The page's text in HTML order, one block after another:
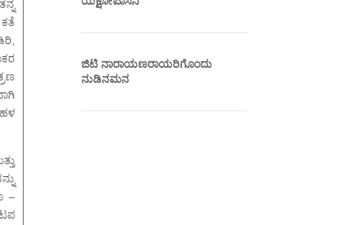
–
ಜಿಟಿ ನಾರಾಯಣರಾಯರಿಗೊಂದು
ನುಡಿನಮನ